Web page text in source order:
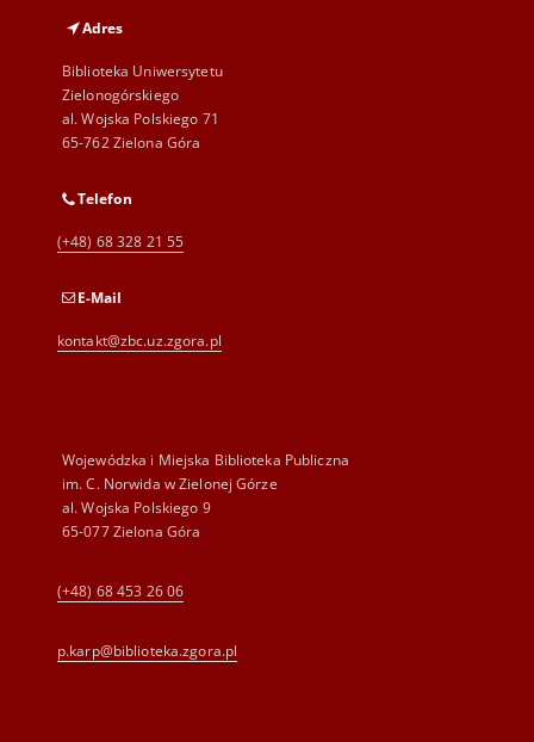
Adres
Biblioteka Uniwersytetu
Zielonogórskiego
al. Wojska Polskiego 71
65-762 Zielona Góra
Telefon
(+48) 68 328 21 55
E-Mail
kontakt@zbc.uz.zgora.pl
Wojewódzka i Miejska Biblioteka Publiczna
im. C. Norwida w Zielonej Górze
al. Wojska Polskiego 9
65-077 Zielona Góra
(+48) 68 453 26 06
p.karp@biblioteka.zgora.pl